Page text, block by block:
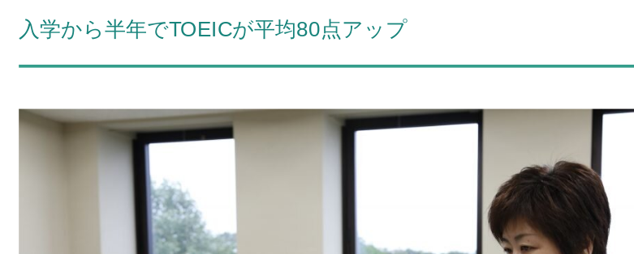
入学から半年でTOEICが平均80点アップ